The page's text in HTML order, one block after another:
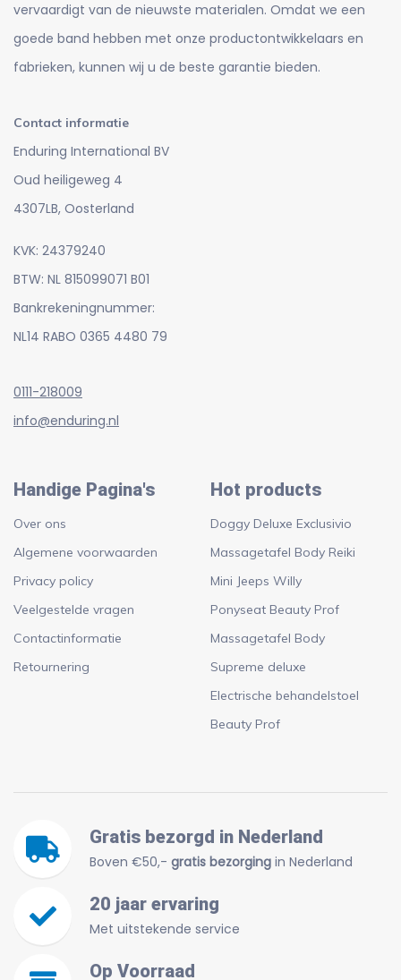
vervaardigt van de nieuwste materialen. Omdat we een
goede band hebben met onze productontwikkelaars en
fabrieken, kunnen wij u de beste garantie bieden.
Contact informatie
Enduring International BV
Oud heiligeweg 4
4307LB, Oosterland
KVK: 24379240
BTW: NL 815099071 B01
Bankrekeningnummer:
NL14 RABO 0365 4480 79
0111-218009
info@enduring.nl
Handige Pagina's
Over ons
Algemene voorwaarden
Privacy policy
Veelgestelde vragen
Contactinformatie
Retournering
Hot products
Doggy Deluxe Exclusivio
Massagetafel Body Reiki
Mini Jeeps Willy
Ponyseat Beauty Prof
Massagetafel Body
Supreme deluxe
Electrische behandelstoel
Beauty Prof
Gratis bezorgd in Nederland
Boven €50,- gratis bezorging in Nederland
20 jaar ervaring
Met uitstekende service
Op Voorraad